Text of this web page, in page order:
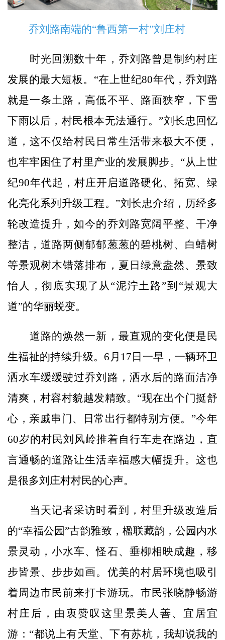
乔刘路南端的“鲁西第一村”刘庄村
时光回溯数十年，乔刘路曾是制约村庄
发展的最大短板。“在上世纪80年代，乔刘路
就是一条土路，高低不平、路面狭窄，下雪
下雨以后，村民根本无法通行。”刘长忠回忆
道，这不仅给村民日常生活带来极大不便，
也牢牢困住了村里产业的发展脚步。“从上世
纪90年代起，村庄开启道路硬化、拓宽、绿
化亮化系列升级工程。”刘长忠介绍，历经多
轮改造提升，如今的乔刘路宽阔平整、干净
整洁，道路两侧郁郁葱葱的碧桃树、白蜡树
等景观树木错落排布，夏日绿意盎然、景致
怡人，彻底实现了从“泥泞土路”到“景观大
道”的华丽蜕变。
道路的焕然一新，最直观的变化便是民
生福祉的持续升级。6月17日一早，一辆环卫
洒水车缓缓驶过乔刘路，洒水后的路面洁净
清爽，村容村貌越发精致。“现在出个门挺舒
心，亲戚串门、日常出行都特别方便。”今年
60岁的村民刘风岭推着自行车走在路边，直
言通畅的道路让生活幸福感大幅提升。这也
是很多刘庄村村民的心声。
当天记者采访时看到，村里升级改造后
的“幸福公园”古韵雅致，楹联藏韵，公园内水
景灵动，小水车、怪石、垂柳相映成趣，移
步皆景、步步如画。优美的村居环境也吸引
着周边市民前来打卡游玩。市民张晓静畅游
村庄后，由衷赞叹这里景美人善、宜居宜
游：“都说上有天堂、下有苏杭，我却说我的